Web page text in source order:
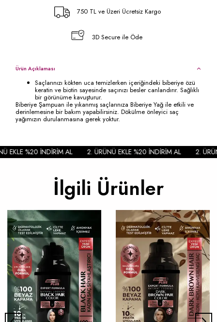
750 TL ve Üzeri Ücretsiz Kargo
3D Secure ile Öde
Ürün Açıklaması
Saçlarınızı kökten uca temizlerken içeriğindeki biberiye özü
keratin ve biotin sayesinde saçınızı besler canlandırır. Sağlıklı
bir görünüme kavuşturur.
Biberiye Şampuan ile yıkanmış saçlarınıza Biberiye Yağ ile etkili ve
derinlemesine bir bakım yapabilirsiniz. Dökülme önleyici saç
yağımızın durulanmasına gerek yoktur.
EKLE %20 İNDİRİM AL 2. ÜRÜNÜ EKLE %20 İNDİRİM AL 2.
İlgili Ürünler